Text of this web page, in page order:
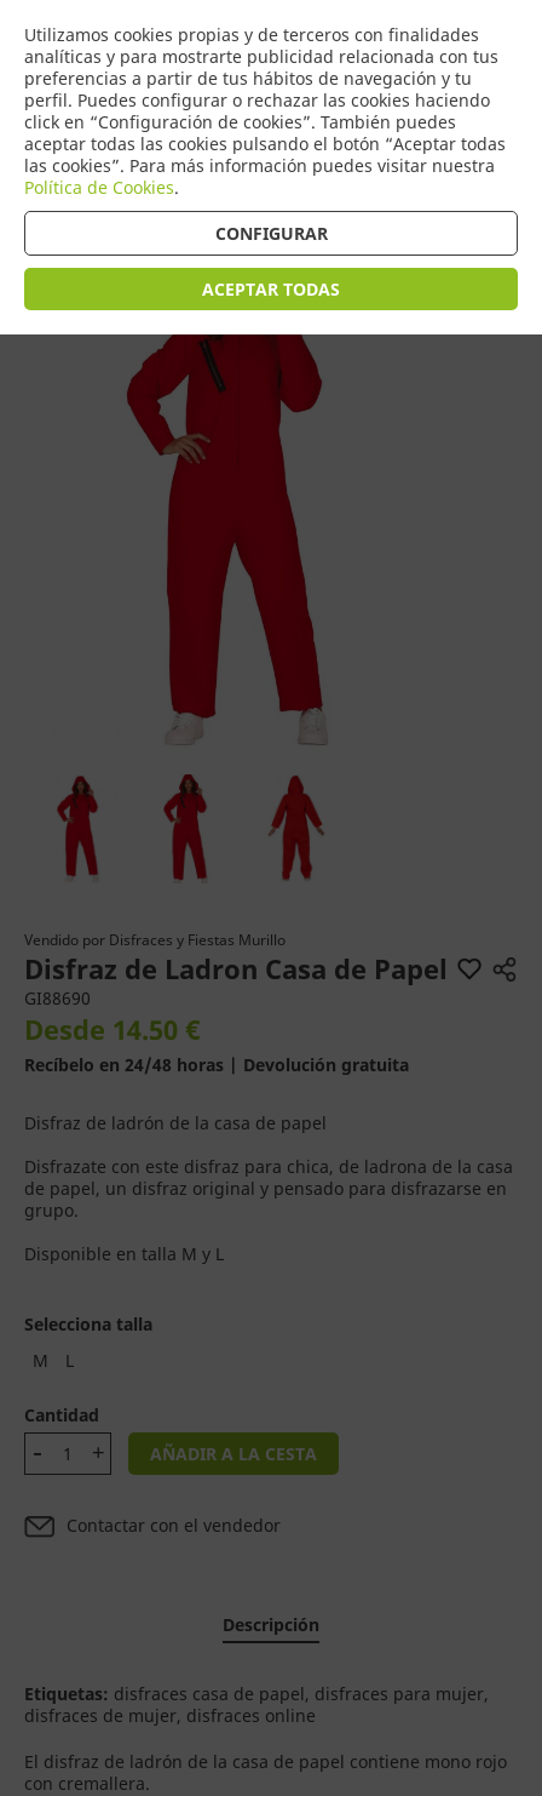
Utilizamos cookies propias y de terceros con finalidades
analíticas y para mostrarte publicidad relacionada con tus
preferencias a partir de tus hábitos de navegación y tu
perfil. Puedes configurar o rechazar las cookies haciendo
click en “Configuración de cookies”. También puedes
aceptar todas las cookies pulsando el botón “Aceptar todas
las cookies”. Para más información puedes visitar nuestra
Política de Cookies.
CONFIGURAR
ACEPTAR TODAS
0
COMERCIO
DE TORRIJOS
Tienda > Disfraces Adulto > Disfraces de Mujer
Vendido por Disfraces y Fiestas Murillo
Disfraz de Ladron Casa de Papel
GI88690
Desde 14.50 €
Recíbelo en 24/48 horas | Devolución gratuita
Disfraz de ladrón de la casa de papel
Disfrazate con este disfraz para chica, de ladrona de la casa
de papel, un disfraz original y pensado para disfrazarse en
grupo.
Disponible en talla M y L
Selecciona talla
M
L
Cantidad
AÑADIR A LA CESTA
Contactar con el vendedor
Descripción
Etiquetas: disfraces casa de papel, disfraces para mujer,
disfraces de mujer, disfraces online
El disfraz de ladrón de la casa de papel contiene mono rojo
con cremallera.